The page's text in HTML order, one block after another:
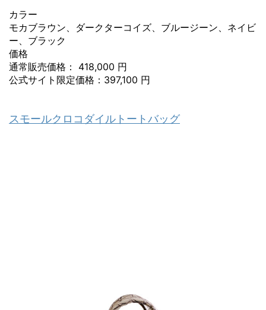
カラー
モカブラウン、ダークターコイズ、ブルージーン、ネイビ
ー、ブラック
価格
通常販売価格： 418,000 円
公式サイト限定価格：397,100 円
スモールクロコダイルトートバッグ